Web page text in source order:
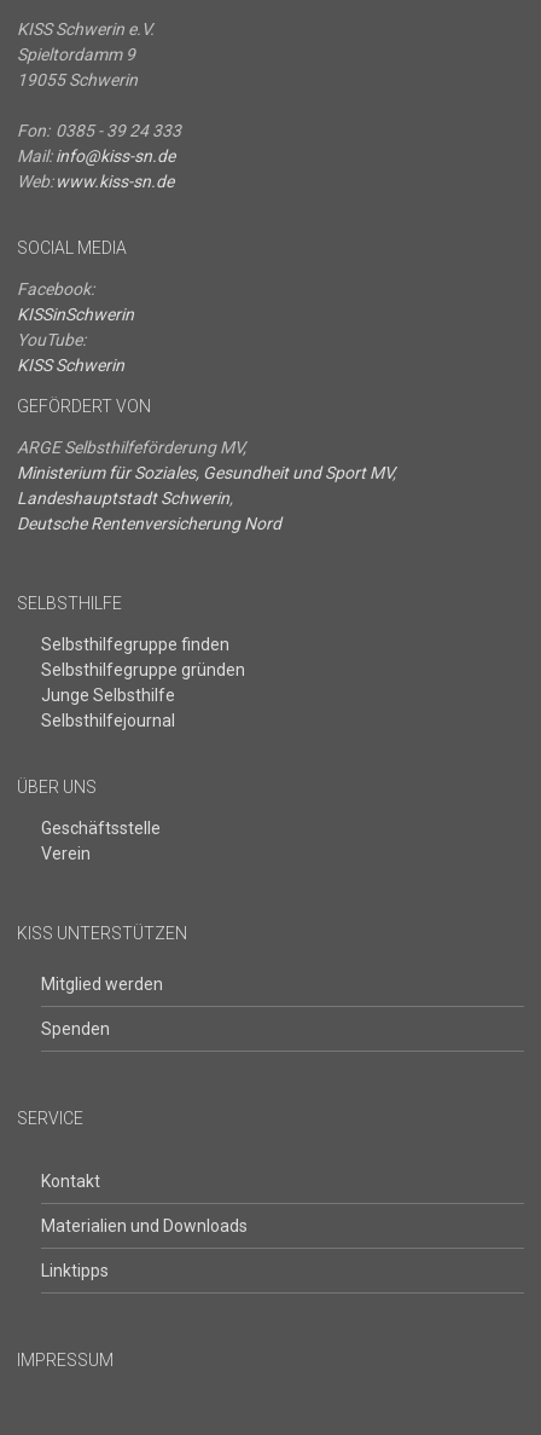
KISS Schwerin e.V.
Spieltordamm 9
19055 Schwerin
Fon: 0385 - 39 24 333
Mail: info@kiss-sn.de
Web: www.kiss-sn.de
SOCIAL MEDIA
Facebook:
KISSinSchwerin
YouTube:
KISS Schwerin
GEFÖRDERT VON
ARGE Selbsthilfeförderung MV,
Ministerium für Soziales, Gesundheit und Sport MV,
Landeshauptstadt Schwerin,
Deutsche Rentenversicherung Nord
SELBSTHILFE
Selbsthilfegruppe finden
Selbsthilfegruppe gründen
Junge Selbsthilfe
Selbsthilfejournal
ÜBER UNS
Geschäftsstelle
Verein
KISS UNTERSTÜTZEN
Mitglied werden
Spenden
SERVICE
Kontakt
Materialien und Downloads
Linktipps
IMPRESSUM